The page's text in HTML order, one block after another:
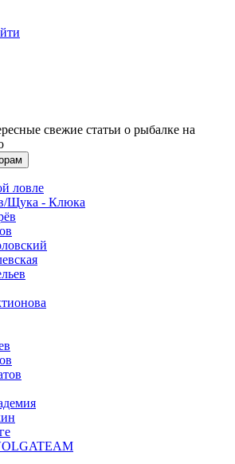
свежие статьи о рыбалке на
ловле
Щука - Клюка